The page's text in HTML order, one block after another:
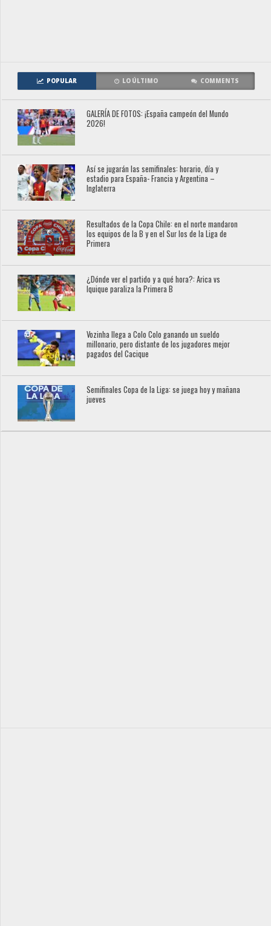
POPULAR LO ÚLTIMO COMMENTS
GALERÍA DE FOTOS: ¡España campeón del Mundo
2026!
Así se jugarán las semifinales: horario, día y
estadio para España- Francia y Argentina –
Inglaterra
Resultados de la Copa Chile: en el norte mandaron
los equipos de la B y en el Sur los de la Liga de
Primera
¿Dónde ver el partido y a qué hora?: Arica vs
Iquique paraliza la Primera B
Vozinha llega a Colo Colo ganando un sueldo
millonario, pero distante de los jugadores mejor
pagados del Cacique
Semifinales Copa de la Liga: se juega hoy y mañana
jueves